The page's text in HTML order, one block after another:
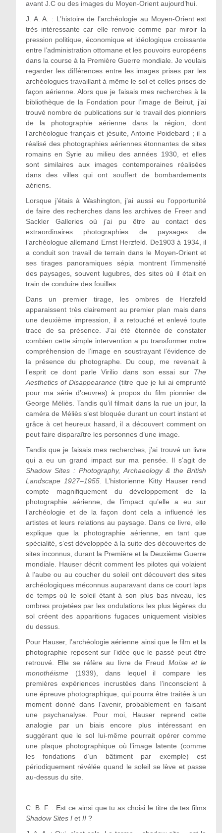
avant J.C ou des images du Moyen-Orient aujourd’hui.
J. A. A. : L’histoire de l’archéologie au Moyen-Orient est
très intéressante car elle renvoie comme par miroir la
pression politique, économique et idéologique croissante
entre l’administration ottomane et les pouvoirs européens
dans la course à la Première Guerre mondiale. Je voulais
regarder les différences entre les images prises par les
archéologues travaillant à même le sol et celles prises de
façon aérienne. Alors que je faisais mes recherches à la
bibliothèque de la Fondation pour l’image de Beirut, j’ai
trouvé nombre de publications sur le travail des pionniers
de la photographie aérienne dans la région, dont
l’archéologue français et jésuite, Antoine Poidebard ; il a
réalisé des photographies aériennes étonnantes de sites
romains en Syrie au milieu des années 1930, et elles
sont similaires aux images contemporaines réalisées
dans des villes qui ont souffert de bombardements
aériens.
Lorsque j’étais à Washington, j’ai aussi eu l’opportunité
de faire des recherches dans les archives de Freer and
Sackler Galleries où j’ai pu être au contact des
extraordinaires photographies de paysages de
l’archéologue allemand Ernst Herzfeld. De1903 à 1934, il
a conduit son travail de terrain dans le Moyen-Orient et
ses tirages panoramiques sépia montrent l’immensité
des paysages, souvent lugubres, des sites où il était en
train de conduire des fouilles.
Dans un premier tirage, les ombres de Herzfeld
apparaissent très clairement au premier plan mais dans
une deuxième impression, il a retouché et enlevé toute
trace de sa présence. J’ai été étonnée de constater
combien cette simple intervention a pu transformer notre
compréhension de l’image en soustrayant l’évidence de
la présence du photographe. Du coup, me revenait à
l’esprit ce dont parle Virilio dans son essai sur The
Aesthetics of Disappearance (titre que je lui ai emprunté
pour ma série d’œuvres) à propos du film pionnier de
George Méliès. Tandis qu’il filmait dans la rue un jour, la
caméra de Méliès s’est bloquée durant un court instant et
grâce à cet heureux hasard, il a découvert comment on
peut faire disparaître les personnes d’une image.
Tandis que je faisais mes recherches, j’ai trouvé un livre
qui a eu un grand impact sur ma pensée. Il s’agit de
Shadow Sites : Photography, Archaeology & the British
Landscape 1927–1955.
L’historienne Kitty Hauser rend
compte magnifiquement du développement de la
photographie aérienne, de l’impact qu’elle a eu sur
l’archéologie et de la façon dont cela a influencé les
artistes et leurs relations au paysage. Dans ce livre, elle
explique que la photographie aérienne, en tant que
spécialité, s’est développée à la suite des découvertes de
sites inconnus, durant la Première et la Deuxième Guerre
mondiale. Hauser décrit comment les pilotes qui volaient
à l’aube ou au coucher du soleil ont découvert des sites
archéologiques méconnus auparavant dans ce court laps
de temps où le soleil étant à son plus bas niveau, les
ombres projetées par les ondulations les plus légères du
sol créent des apparitions fugaces uniquement visibles
du dessus.
Pour Hauser, l’archéologie aérienne ainsi que le film et la
photographie reposent sur l’idée que le passé peut être
retrouvé. Elle se réfère au livre de Freud Moïse et le
monothéisme(1939), dans lequel il compare les
premières expériences incrustées dans l’inconscient à
une épreuve photographique, qui pourra être traitée à un
moment donné dans l’avenir, probablement en faisant
une psychanalyse. Pour moi, Hauser reprend cette
analogie par un biais encore plus intéressant en
suggérant que le sol lui-même pourrait opérer comme
une plaque photographique où l’image latente (comme
les fondations d’un bâtiment par exemple) est
périodiquement révélée quand le soleil se lève et passe
au-dessus du site.
C. B. F. : Est ce ainsi que tu as choisi le titre de tes films
Shadow Sites Iet II?